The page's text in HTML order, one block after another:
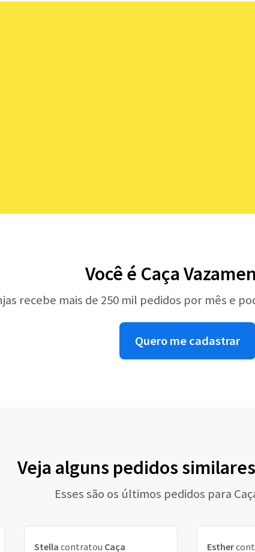
Você é Caça
recebe mais de 250 mil pedidos por mês e
Quero me cadastrar
Veja alguns pedidos
Esses são os últimos pedidos para
Stella contratou Caça
Esther